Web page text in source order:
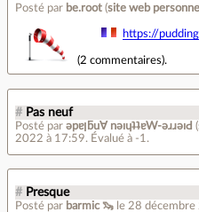
Posté par be.root (site web personnel
https://
(2 commentaires).
# Pas neuf
Posté par ǝpɐןƃu∀ nǝıɥʇʇɐW-ǝɹɹǝıԀ (
2022 à 17:59. Évalué à -1 .
# Presque
Posté par barmic 🦦 le 28